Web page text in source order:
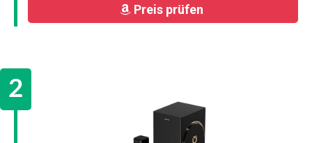
Preis prüfen